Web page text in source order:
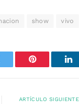
show vivo
Pinterest
ARTÍCULO SIGUIENTE